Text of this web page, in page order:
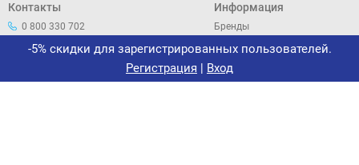
-5% скидки для зарегистрированных пользователей.
Регистрация | Вход
Контакты
0 800 330 702
044 33 44 305
office@sporthunter.com.ua
Информация
Бренды
конфиденциальности